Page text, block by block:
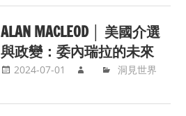
ALAN MACLEOD │ 美國介選
與政變：委內瑞拉的未來
2024-07-01 洞見世界